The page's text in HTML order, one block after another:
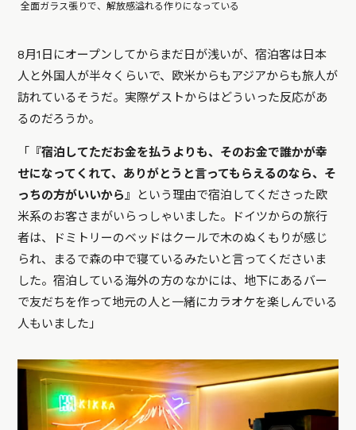
全面ガラス張りで、解放感溢れる作りになっている
8月1日にオープンしてからまだ日が浅いが、宿泊客は日本
人と外国人が半々くらいで、欧米からもアジアからも旅人が
訪れているそうだ。実際ゲストからはどういった反応があ
るのだろうか。
「
『宿泊してただお金を払うよりも、そのお金で誰かが幸
せになってくれて、ありがとうと言ってもらえるのなら、そ
っちの方がいいから』
という理由で宿泊してくださった欧
米系のお客さまがいらっしゃいました。ドイツからの旅行
者は、ドミトリーのベッドはクールで木のぬくもりが感じ
られ、まるで森の中で寝ているみたいと言ってくださいま
した。宿泊している海外の方のなかには、地下にあるバー
で友だちを作って地元の人と一緒にカラオケを楽しんでいる
人もいました」